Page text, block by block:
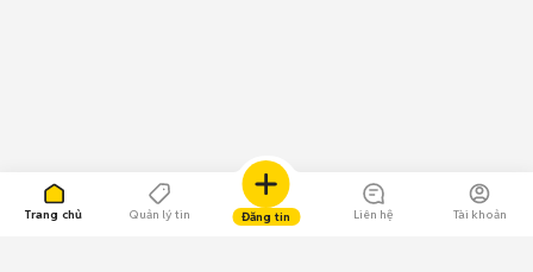
Trang chủ Quản lý tin Đăng tin Liên hệ Tài khoản